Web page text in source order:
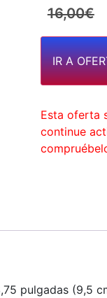
16,00€
IR A
Esta oferta
continue
pulgadas